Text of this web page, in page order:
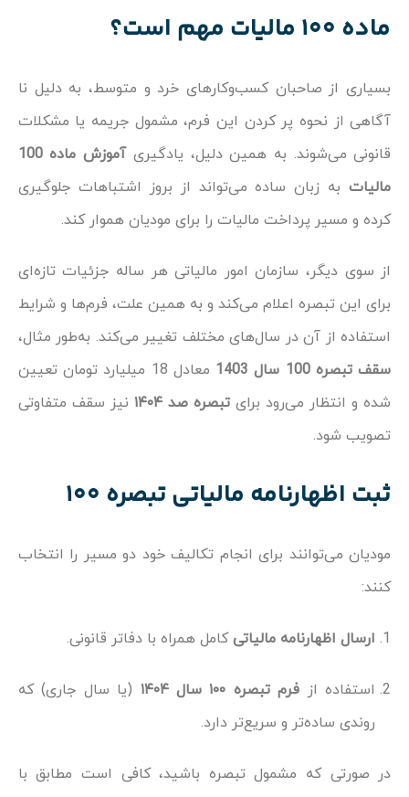
ماده 100 مالیات مهم است؟
بسیاری از صاحبان کسب‌وکارهای خرد و متوسط، به دلیل نا
آگاهی از نحوه پر کردن این فرم، مشمول جریمه یا مشکلات
قانونی می‌شوند. به همین دلیل، یادگیری
آموزش ماده 100
مالیاتبه زبان ساده می‌تواند از بروز اشتباهات جلوگیری
کرده و مسیر پرداخت مالیات را برای مودیان هموار کند.
از سوی دیگر، سازمان امور مالیاتی هر ساله جزئیات تازه‌ای
برای این تبصره اعلام می‌کند و به همین علت، فرم‌ها و شرایط
استفاده از آن در سال‌های مختلف تغییر می‌کند. به‌طور مثال،
سقف تبصره 100 سال 1403
معادل 18 میلیارد تومان تعیین
شده و انتظار می‌رود برای تبصره صد ۱۴۰۴
نیز سقف متفاوتی
تصویب شود.
ثبت اظهارنامه مالیاتی تبصره 100
مودیان می‌توانند برای انجام تکالیف خود دو مسیر را انتخاب
کنند:
ارسال اظهارنامه مالیاتیکامل همراه با دفاتر قانونی.
استفاده از فرم تبصره ۱۰۰ سال ۱۴۰۴
(یا سال جاری) که
روندی ساده‌تر و سریع‌تر دارد.
در صورتی که مشمول تبصره باشید، کافی است مطابق با